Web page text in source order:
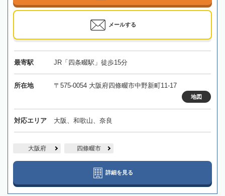
メールする
最寄駅 JR「四条畷駅」徒歩15分
所在地 〒575-0054 大阪府四條畷市中野新町11-17
地図
対応エリア 大阪、和歌山、奈良
大阪府 四條畷市
詳細を見る